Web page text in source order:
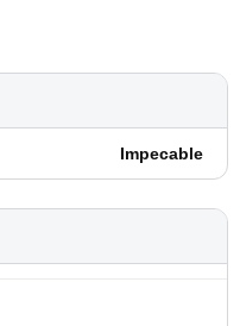
Impecable